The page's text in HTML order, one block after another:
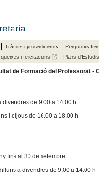
Tràmits i procediments
Preguntes
i felicitacions
Plans
de Formació del Professorat -
divendres de 9.00 a 14.00 h
i dijous de 16.00 a 18.00 h
fins al 30 de setembre
a divendres de 9.00 a 14.00 h